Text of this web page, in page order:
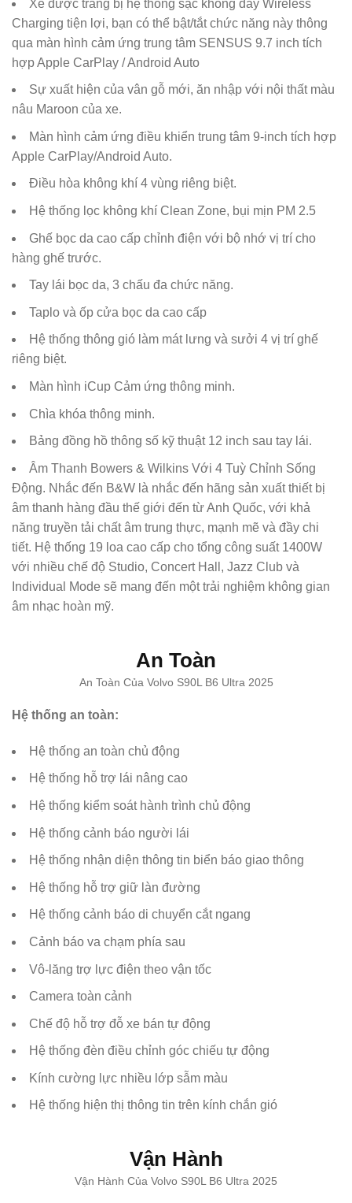
Xe được trang bị hệ thống sạc không dây Wireless
Charging tiện lợi, bạn có thể bật/tắt chức năng này thông
qua màn hình cảm ứng trung tâm SENSUS 9.7 inch tích
hợp Apple CarPlay / Android Auto
Sự xuất hiện của vân gỗ mới, ăn nhập với nội thất màu
nâu Maroon của xe.
Màn hình cảm ứng điều khiển trung tâm 9-inch tích hợp
Apple CarPlay/Android Auto.
Điều hòa không khí 4 vùng riêng biệt.
Hệ thống lọc không khí Clean Zone, bụi mịn PM 2.5
Ghế bọc da cao cấp chỉnh điện với bộ nhớ vị trí cho
hàng ghế trước.
Tay lái bọc da, 3 chấu đa chức năng.
Taplo và ốp cửa bọc da cao cấp
Hệ thống thông gió làm mát lưng và sưởi 4 vị trí ghế
riêng biệt.
Màn hình iCup Cảm ứng thông minh.
Chìa khóa thông minh.
Bảng đồng hồ thông số kỹ thuật 12 inch sau tay lái.
Âm Thanh Bowers & Wilkins Với 4 Tuỳ Chỉnh Sống
Động. Nhắc đến B&W là nhắc đến hãng sản xuất thiết bị
âm thanh hàng đầu thế giới đến từ Anh Quốc, với khả
năng truyền tải chất âm trung thực, mạnh mẽ và đầy chi
tiết. Hệ thống 19 loa cao cấp cho tổng công suất 1400W
với nhiều chế độ Studio, Concert Hall, Jazz Club và
Individual Mode sẽ mang đến một trải nghiệm không gian
âm nhạc hoàn mỹ.
An Toàn
An Toàn Của Volvo S90L B6 Ultra 2025
Hệ thống an toàn:
Hệ thống an toàn chủ động
Hệ thống hỗ trợ lái nâng cao
Hệ thống kiểm soát hành trình chủ động
Hệ thống cảnh báo người lái
Hệ thống nhận diện thông tin biển báo giao thông
Hệ thống hỗ trợ giữ làn đường
Hệ thống cảnh báo di chuyển cắt ngang
Cảnh báo va chạm phía sau
Vô-lăng trợ lực điện theo vận tốc
Camera toàn cảnh
Chế độ hỗ trợ đỗ xe bán tự động
Hệ thống đèn điều chỉnh góc chiếu tự động
Kính cường lực nhiều lớp sẫm màu
Hệ thống hiện thị thông tin trên kính chắn gió
Vận Hành
Vận Hành Của Volvo S90L B6 Ultra 2025